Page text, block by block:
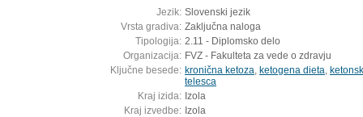
Jezik: Slovenski jezik
Vrsta gradiva: Zaključna naloga
Tipologija: 2.11 - Diplomsko delo
Organizacija: FVZ - Fakulteta za vede o zdravju
Ključne besede: kronična ketoza ketogena dieta
telesca
Kraj izida: Izola
Kraj izvedbe: Izola